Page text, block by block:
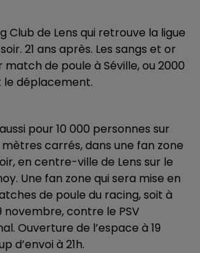
Club de Lens qui retrouve la ligue
21 ans après. Les sangs et or
de poule à Séville, ou 2000
déplacement.
pour 10 000 personnes sur
carrés, dans une fan zone
en centre-ville de Lens sur le
Une fan zone qui sera mise en
de poule du racing, soit à
novembre, contre le PSV
Ouverture de l’espace à 19
d’envoi à 21h.